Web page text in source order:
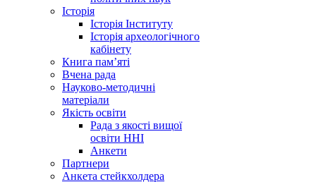
Історія
Історія Інституту
Історія археологічного
кабінету
Книга памʼяті
Вчена рада
Науково-методичні
матеріали
Якість освіти
Рада з якості вищої
освіти ННІ
Анкети
Партнери
Анкета стейкхолдера